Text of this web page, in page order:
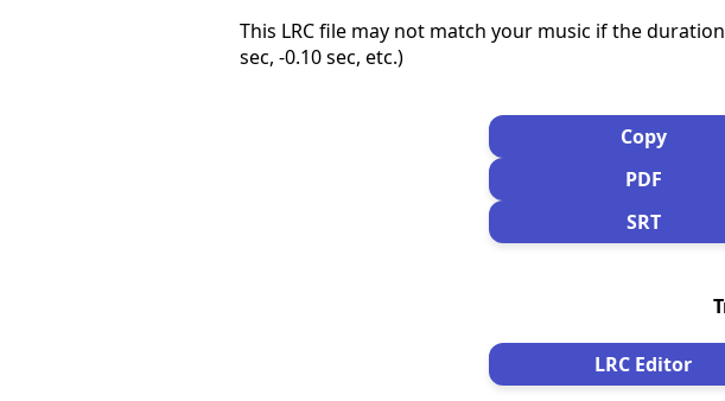
This LRC file may not match your music if the
sec, -0.10 sec, etc.)
Copy
PDF
SRT
LRC Editor